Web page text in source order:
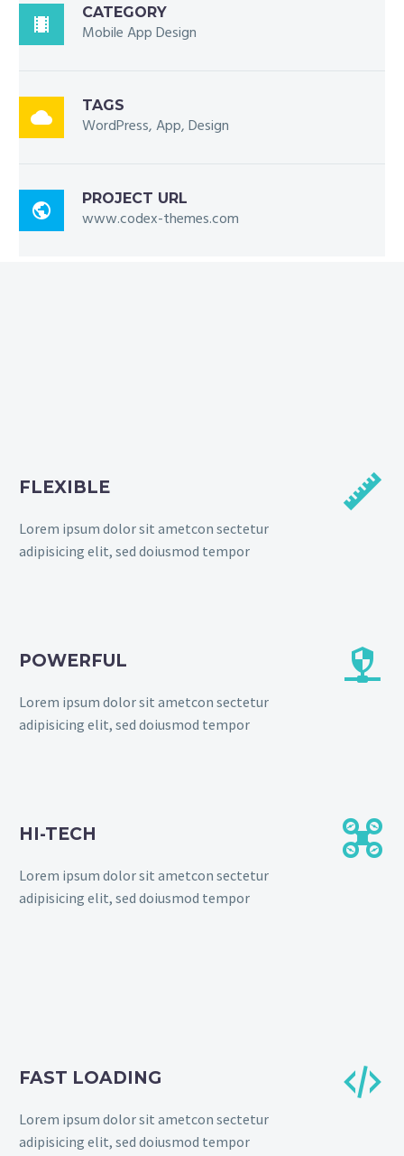

CATEGORY
Mobile App Design

TAGS
WordPress, App, Design

PROJECT URL
www.codex-themes.com
FLEXIBLE
Lorem ipsum dolor sit ametcon sectetur
adipisicing elit, sed doiusmod tempor


POWERFUL
Lorem ipsum dolor sit ametcon sectetur
adipisicing elit, sed doiusmod tempor


HI-TECH
Lorem ipsum dolor sit ametcon sectetur
adipisicing elit, sed doiusmod tempor


FAST LOADING
Lorem ipsum dolor sit ametcon sectetur
adipisicing elit, sed doiusmod tempor

